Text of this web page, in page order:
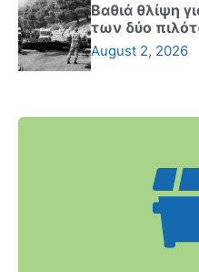
Βαθιά θλίψη
των δύο
August 2, 2026